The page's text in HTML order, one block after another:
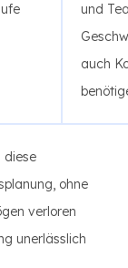
und
auch
diese
ohne
verloren
unerlässlich